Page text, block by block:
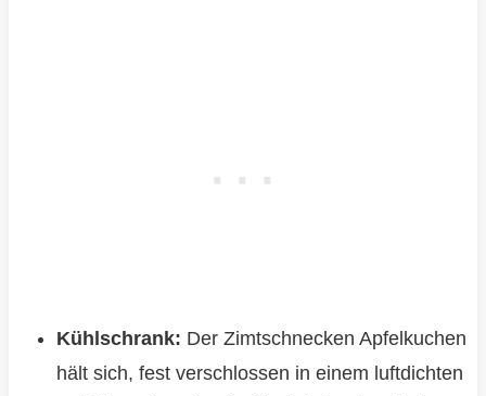
Kühlschrank: Der Zimtschnecken Apfelkuchen
hält sich, fest verschlossen in einem luftdichten